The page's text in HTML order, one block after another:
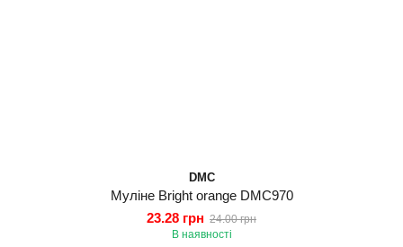
DMC
Муліне Bright orange DMC970
23.28 грн 24.00 грн
В наявності